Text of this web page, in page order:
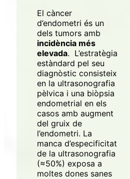
El càncer
d’endometri és un
dels tumors amb
incidència més
elevada. L’estratègia
estàndard pel seu
diagnòstic consisteix
en la ultrasonografia
pèlvica i una biòpsia
endometrial en els
casos amb augment
del gruix de
l’endometri. La
manca d’especificitat
de la ultrasonografia
(≈50%) exposa a
moltes dones sanes